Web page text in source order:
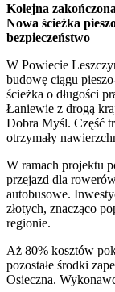
Kolejna
Nowa ścieżka
bezpieczeństwo
W Powiecie
budowę ciągu
ścieżka o długości
Łaniewie z drogą
Dobra Myśl. Część
otrzymały
W ramach projektu
przejazd dla
autobusowe.
złotych, znacząco
regionie.
Aż 80% kosztów
pozostałe środki
Osieczna.